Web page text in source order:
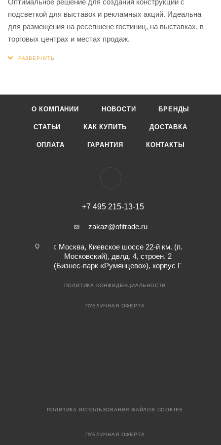
Оптимальное решение для создания конструкций с
подсветкой для выставок и рекламных акций. Идеальна
для размещения на ресепшене гостиниц, на выставках, в
торговых центрах и местах продаж.
О КОМПАНИИ НОВОСТИ БРЕНДЫ
СТАТЬИ КАК КУПИТЬ ДОСТАВКА
ОПЛАТА ГАРАНТИЯ КОНТАКТЫ
+7 495 215-13-15
zakaz@ofitrade.ru
г. Москва, Киевское шоссе 22-й км. (п.
Московский), двлд. 4, строен. 2
(Бизнес-парк «Румянцево»), корпус Г
ПОЛИТИКА КОНФИДЕНЦИАЛЬНОСТИ
ПУБЛИЧНАЯ ОФЕРТА
ПОЛИТИКА ИСПОЛЬЗОВАНИЯ ФАЙЛОВ COOKIES
ПУБЛИЧНАЯ ОФЕРТА